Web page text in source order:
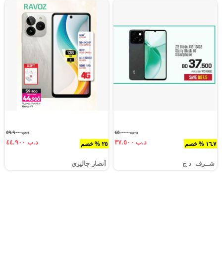
١٦.٧ % خصم
د.ب ٤٥.٠٠٠
د.ب ٣٧.٥٠٠
شــرف د ج
٢٥ % خصم
د.ب ٥٩.٩٠٠
د.ب ٤٤.٩٠٠
أنصار جاليري